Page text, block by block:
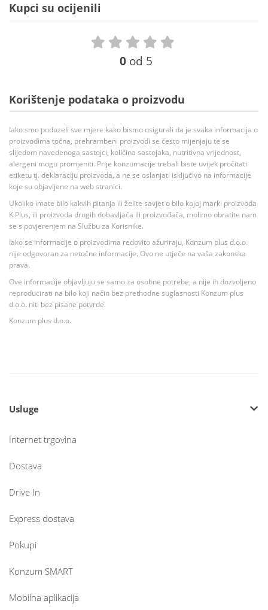
Kupci su ocijenili
0 od 5
Korištenje podataka o proizvodu
Iako smo poduzeli sve mjere kako bismo osigurali da je svaka informacija o
proizvodima točna, prehrambeni proizvodi se često mijenjaju te se
slijedom navedenoga sastojci, količina sastojaka, nutritivna vrijednost,
alergeni mogu promjeniti. Prije konzumacije trebali biste uvijek pročitati
etiketu tj. deklaraciju proizvoda, a ne se oslanjati isključivo na informacije
koje su objavljene na web stranici.
Ukoliko imate bilo kakvih pitanja ili želite savjet o bilo kojoj marki proizvoda
K Plus, ili proizvoda drugih dobavljača ili proizvođača, molimo obratite nam
se s povjerenjem na Službu za Korisnike.
Iako se informacije o proizvodima redovito ažuriraju, Konzum plus d.o.o.
nije odgovoran za netočne informacije. Ovo ne utječe na vaša zakonska
prava.
Ove informacije objavljuju se samo za osobne potrebe, a nije ih dozvoljeno
reproducirati na bilo koji način bez prethodne suglasnosti Konzum plus
d.o.o. niti bez pisane potvrde.
Konzum plus d.o.o.
Usluge
Internet trgovina
Dostava
Drive In
Express dostava
Pokupi
Konzum SMART
Mobilna aplikacija